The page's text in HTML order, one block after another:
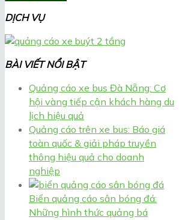
DỊCH VỤ
BÀI VIẾT NỔI BẬT
Quảng cáo xe bus Đà Nẵng: Cơ
hội vàng tiếp cận khách hàng du
lịch hiệu quả
Quảng cáo trên xe bus: Báo giá
toàn quốc & giải pháp truyền
thông hiệu quả cho doanh
nghiệp
Biển quảng cáo sân bóng đá:
Những hình thức quảng bá